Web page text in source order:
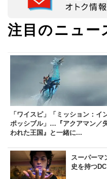
注目のニュー
「ワイスピ」「ミッション：イ
ポッシブル」…『アクアマン／
われた王国』と一緒に...
スーパーマ
史を持つ